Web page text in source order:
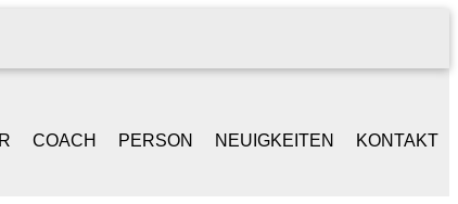
COACH PERSON NEUIGKEITEN KONTAKT